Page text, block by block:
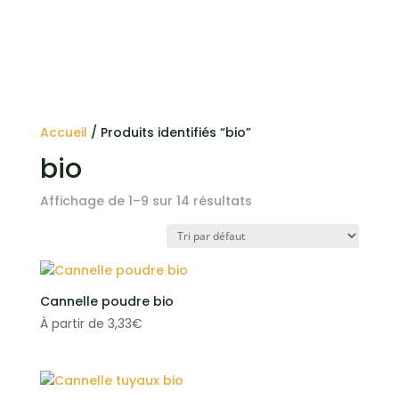
Accueil / Produits identifiés “bio”
bio
Affichage de 1–9 sur 14 résultats
Cannelle poudre bio
À partir de 3,33€